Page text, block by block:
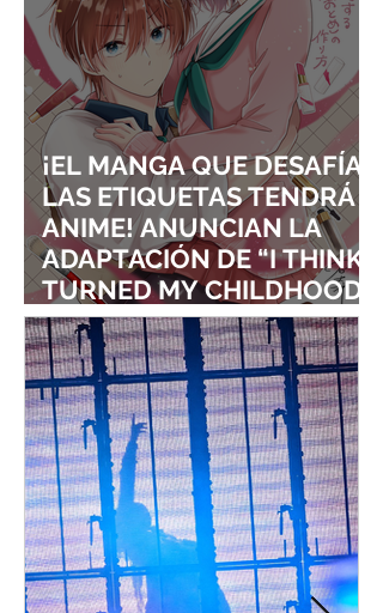
¡EL MANGA QUE DESAFÍA
LAS ETIQUETAS TENDRÁ
ANIME! ANUNCIAN LA
ADAPTACIÓN DE “I THINK I
TURNED MY CHILDHOOD
FRIEND INTO A GIRL”